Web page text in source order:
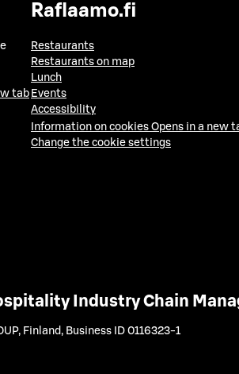
tab
Raflaamo.fi
Restaurants
Restaurants on map
Lunch
Events
Accessibility
Information on cookies Opens in a new
Change the cookie settings
Industry Chain
Finland , Business ID 0116323-1